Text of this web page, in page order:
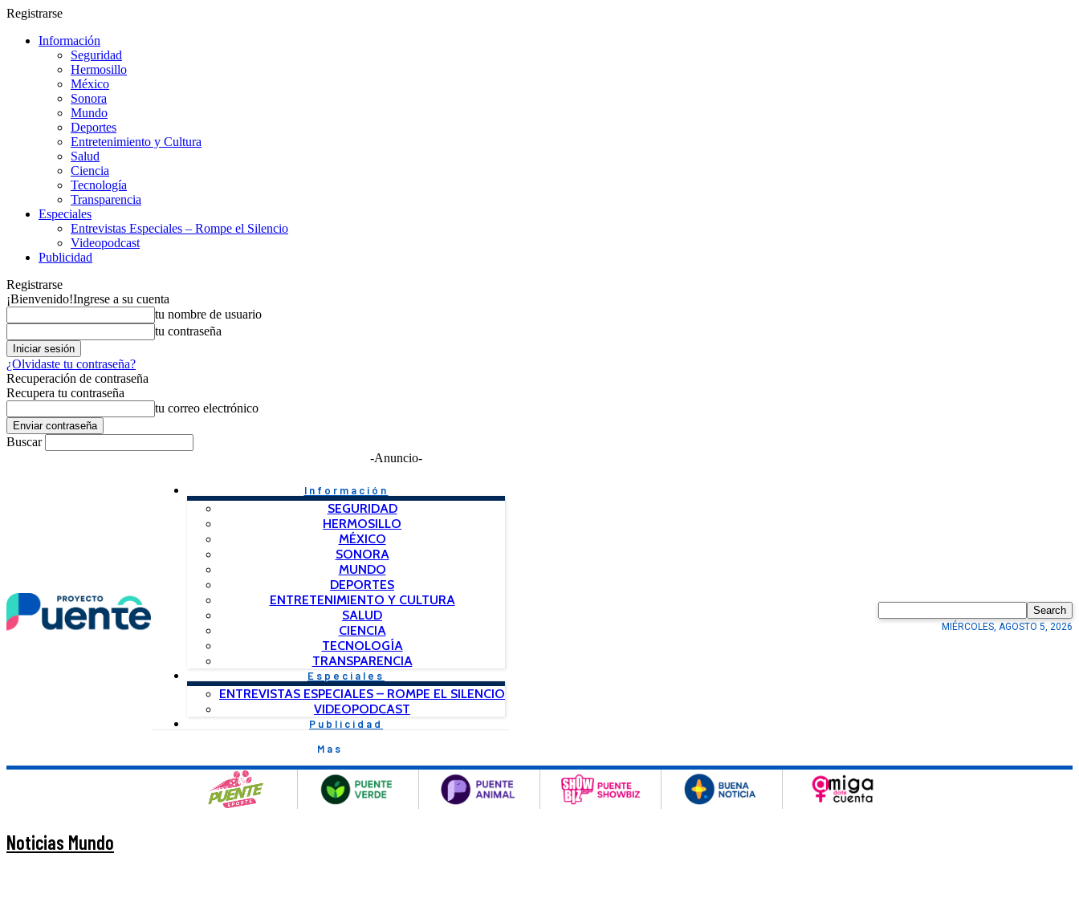
Registrarse
Información
Seguridad
Hermosillo
México
Sonora
Mundo
Deportes
Entretenimiento y Cultura
Salud
Ciencia
Tecnología
Transparencia
Especiales
Entrevistas Especiales – Rompe el Silencio
Videopodcast
Publicidad
Registrarse
¡Bienvenido!Ingrese a su cuenta
tu nombre de usuario
tu contraseña
¿Olvidaste tu contraseña?
Recuperación de contraseña
Recupera tu contraseña
tu correo electrónico
Buscar
-Anuncio-
Información
SEGURIDAD
HERMOSILLO
MÉXICO
SONORA
MUNDO
DEPORTES
ENTRETENIMIENTO Y CULTURA
SALUD
CIENCIA
TECNOLOGÍA
TRANSPARENCIA
Especiales
ENTREVISTAS ESPECIALES – ROMPE EL SILENCIO
VIDEOPODCAST
Publicidad
Mas
Search
MIÉRCOLES, AGOSTO 5, 2026
Noticias Mundo